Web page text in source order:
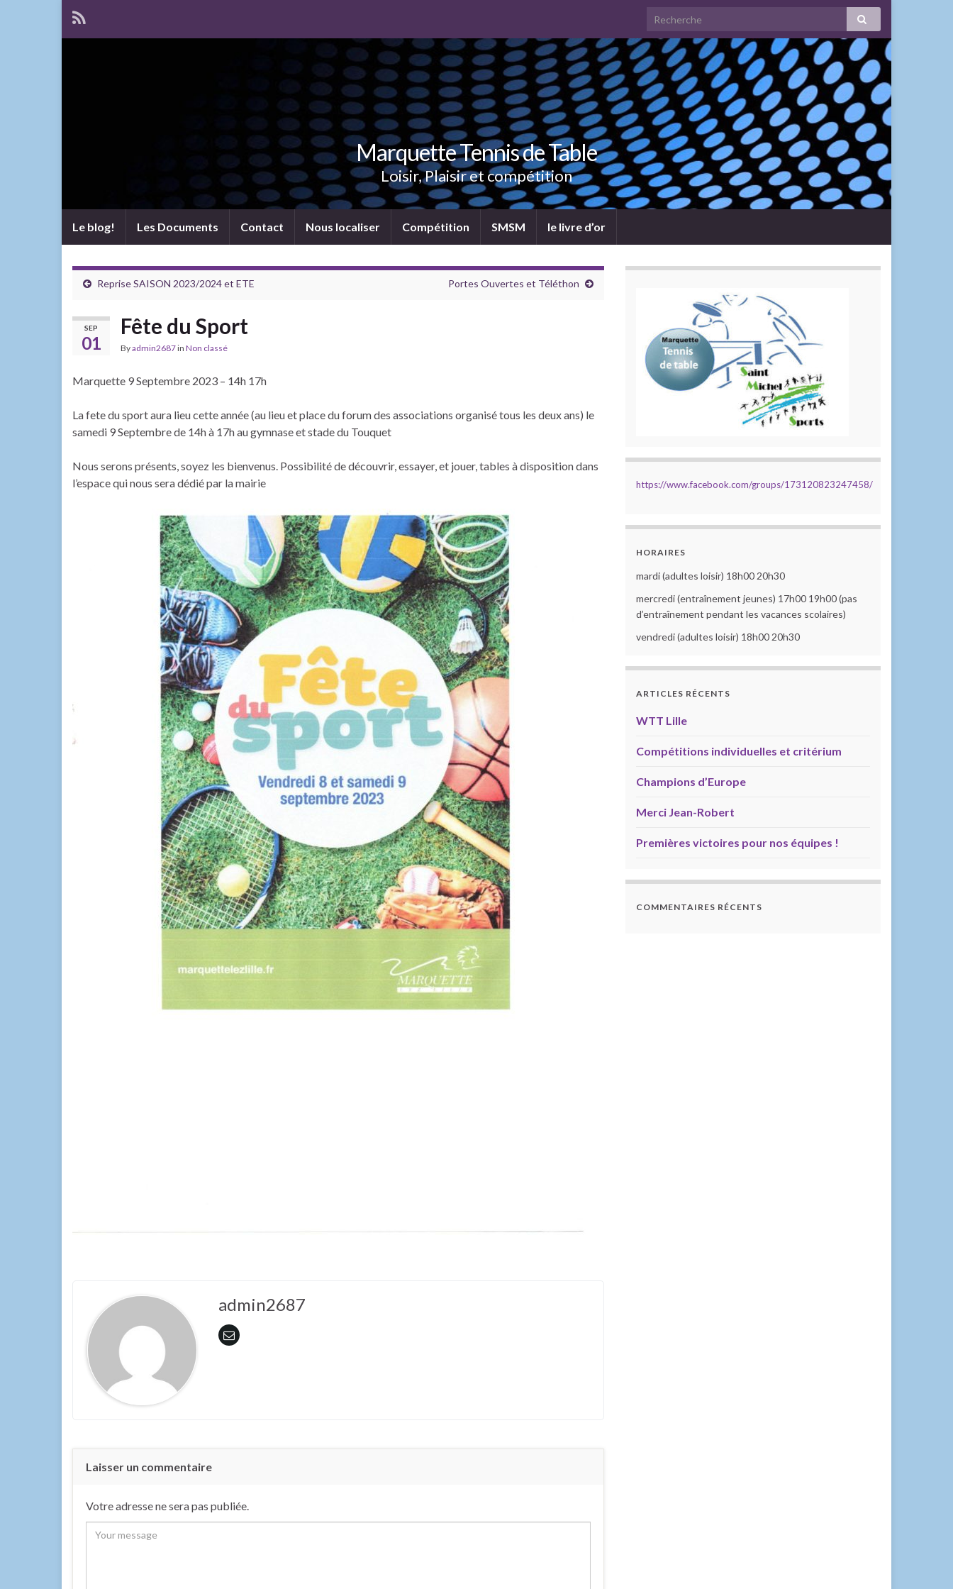
Marquette Tennis de Table
Loisir, Plaisir et compétition
Le blog! Les Documents Contact Nous localiser Compétition SMSM le livre d’or
Reprise SAISON 2023/2024 et ETE Portes Ouvertes et Téléthon
SEP
01
Fête du Sport
Byadmin2687in Non classé
Marquette 9 Septembre 2023 – 14h 17h
La fete du sport aura lieu cette année (au lieu et place du forum des associations organisé tous les deux ans) le
samedi 9 Septembre de 14h à 17h au gymnase et stade du Touquet
Nous serons présents, soyez les bienvenus. Possibilité de découvrir, essayer, et jouer, tables à disposition dans
l’espace qui nous sera dédié par la mairie
admin2687
Laisser un commentaire
Votre adresse ne sera pas publiée.
https://www.facebook.com/groups/173120823247458/
HORAIRES
mardi (adultes loisir) 18h00 20h30
mercredi (entraînement jeunes) 17h00 19h00 (pas
d’entraînement pendant les vacances scolaires)
vendredi (adultes loisir) 18h00 20h30
ARTICLES RÉCENTS
WTT Lille
Compétitions individuelles et critérium
Champions d’Europe
Merci Jean-Robert
Premières victoires pour nos équipes !
COMMENTAIRES RÉCENTS